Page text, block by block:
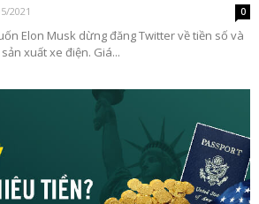
2021 0
Elon Musk dừng đăng Twitter về tiền số và
xuất xe điện. Giá...